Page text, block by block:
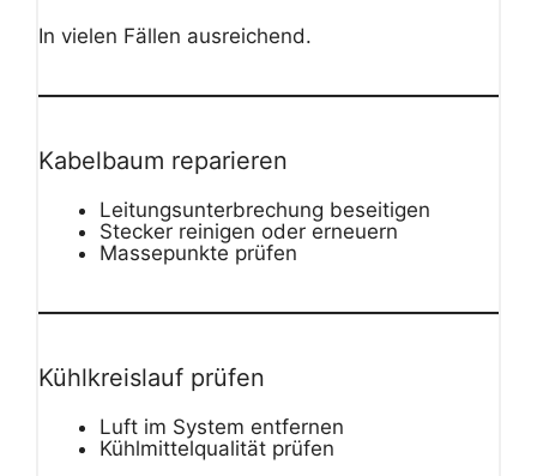
In vielen Fällen ausreichend.
Kabelbaum reparieren
Leitungsunterbrechung beseitigen
Stecker reinigen oder erneuern
Massepunkte prüfen
Kühlkreislauf prüfen
Luft im System entfernen
Kühlmittelqualität prüfen